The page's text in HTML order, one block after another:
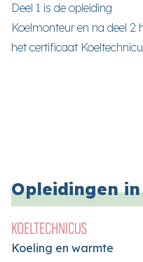
Deel 1 is de opleiding
Koelmonteur en na deel 2
het certificaat
Opleidingen
KOELTECHNICUS
Koeling en warmte